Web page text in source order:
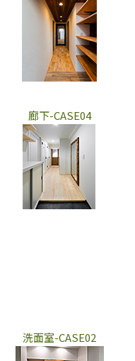
廊下-CASE04
洗面室-CASE02